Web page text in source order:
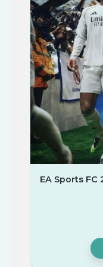
EA Sports FC